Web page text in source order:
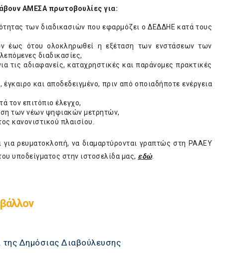
ΑΜΕΣΑ πρωτοβουλίες για:
των διαδικασιών που εφαρμόζει ο ΔΕΔΔΗΕ κατά τους
έως ότου ολοκληρωθεί η εξέταση των ενστάσεων των
διαδικασίες,
αδιαφανείς, καταχρηστικές και παράνομες πρακτικές
και αποδεδειγμένο, πριν από οποιαδήποτε ενέργεια
τον επιτόπιο έλεγχο,
των νέων ψηφιακών μετρητών,
κανονιστικού πλαισίου.
ρευματοκλοπή, να διαμαρτύρονται γραπτώς στη ΡΑΑΕΥ
υποδείγματος στην ιστοσελίδα μας, εδώ.
της Δημόσιας Διαβούλευσης